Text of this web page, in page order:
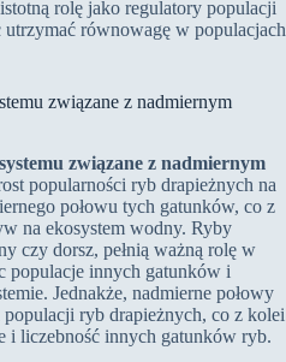
rolę jako regulatory populacji
równowagę w populacjach
związane z nadmiernym
związane z nadmiernym
popularności ryb drapieżnych na
połowu tych gatunków, co z
na ekosystem wodny. Ryby
czy dorsz, pełnią ważną rolę w
populacje innych gatunków i
Jednakże, nadmierne połowy
ryb drapieżnych, co z kolei
i liczebność innych gatunków ryb.